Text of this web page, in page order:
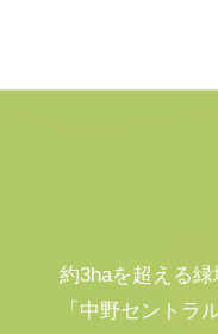
約3haを超える
「中野セントラ